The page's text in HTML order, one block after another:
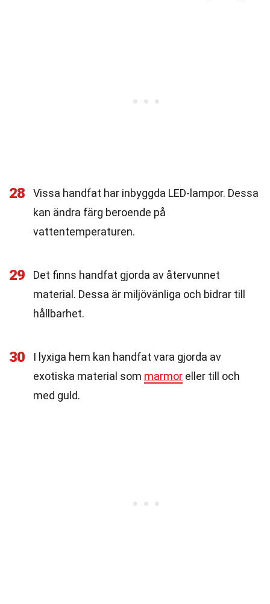
28
Vissa handfat har inbyggda LED-lampor. Dessa
kan ändra färg beroende på
vattentemperaturen.
29
Det finns handfat gjorda av återvunnet
material. Dessa är miljövänliga och bidrar till
hållbarhet.
30
I lyxiga hem kan handfat vara gjorda av
exotiska material som marmor eller till och
med guld.